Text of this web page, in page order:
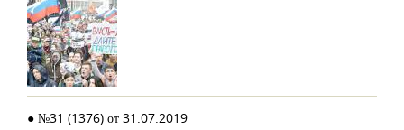
● №31 (1376) от 31.07.2019